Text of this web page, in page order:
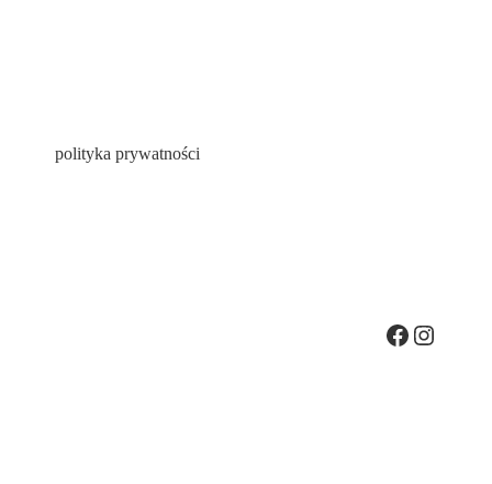
polityka prywatności